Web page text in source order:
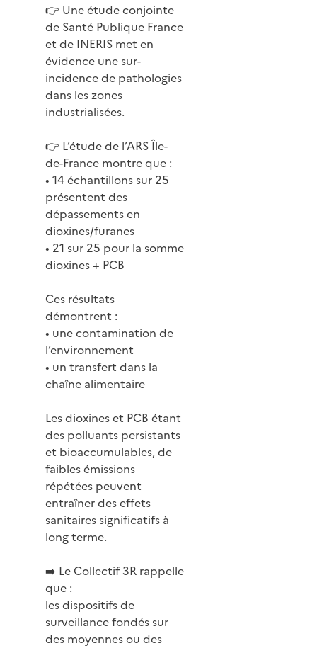
👉 Une étude conjointe
de Santé Publique France
et de INERIS met en
évidence une sur-
incidence de pathologies
dans les zones
industrialisées.
👉 L’étude de l’ARS Île-
de-France montre que :
• 14 échantillons sur 25
présentent des
dépassements en
dioxines/furanes
• 21 sur 25 pour la somme
dioxines + PCB
Ces résultats
démontrent :
• une contamination de
l’environnement
• un transfert dans la
chaîne alimentaire
Les dioxines et PCB étant
des polluants persistants
et bioaccumulables, de
faibles émissions
répétées peuvent
entraîner des effets
sanitaires significatifs à
long terme.
➡️ Le Collectif 3R rappelle
que :
les dispositifs de
surveillance fondés sur
des moyennes ou des